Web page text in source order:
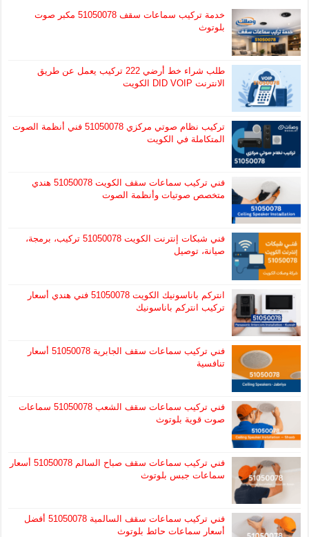
خدمة تركيب سماعات سقف 51050078 مكبر صوت
بلوتوث
طلب شراء خط أرضي 222 تركيب يعمل عن طريق
الانترنت DID VOIP الكويت
تركيب نظام صوتي مركزي 51050078 فني أنظمة الصوت
المتكاملة في الكويت
فني تركيب سماعات سقف الكويت 51050078 هندي
متخصص صوتيات وأنظمة الصوت
فني شبكات إنترنت الكويت 51050078 تركيب، برمجة،
صيانة، توصيل
انتركم باناسونيك الكويت 51050078 فني هندي أسعار
تركيب انتركم باناسونيك
فني تركيب سماعات سقف الجابرية 51050078 أسعار
تنافسية
فني تركيب سماعات سقف الشعب 51050078 سماعات
صوت قوية بلوتوث
فني تركيب سماعات سقف صباح السالم 51050078 أسعار
سماعات جبس بلوتوث
فني تركيب سماعات سقف السالمية 51050078 أفضل
أسعار سماعات حائط بلوتوث